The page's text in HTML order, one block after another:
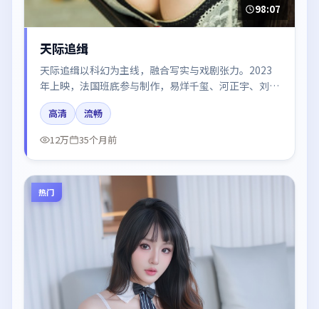
98:07
天际追缉
天际追缉以科幻为主线，融合写实与戏剧张力。2023
年上映，法国班底参与制作，易烊千玺、河正宇、刘亦
菲、王凯在片中呈现细腻表演，影像风格统一，配乐与
剪辑强化了情绪曲线。
高清
流畅
12万
35个月前
热门